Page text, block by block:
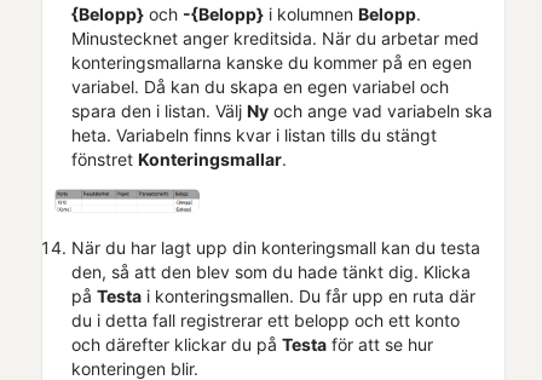
{Belopp} och -{Belopp} i kolumnen Belopp.
Minustecknet anger kreditsida. När du arbetar med
konteringsmallarna kanske du kommer på en egen
variabel. Då kan du skapa en egen variabel och
spara den i listan. Välj Ny och ange vad variabeln ska
heta. Variabeln finns kvar i listan tills du stängt
fönstret Konteringsmallar.
När du har lagt upp din konteringsmall kan du testa
den, så att den blev som du hade tänkt dig. Klicka
på Testa i konteringsmallen. Du får upp en ruta där
du i detta fall registrerar ett belopp och ett konto
och därefter klickar du på Testa för att se hur
konteringen blir.